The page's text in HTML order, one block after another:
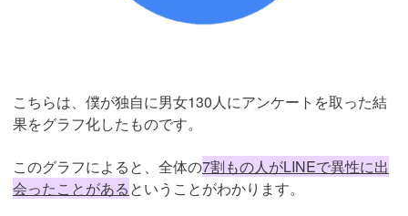
こちらは、僕が独自に男女130人にアンケートを取った結
果をグラフ化したものです。
このグラフによると、全体の7割もの人がLINEで異性に出
会ったことがあるということがわかります。